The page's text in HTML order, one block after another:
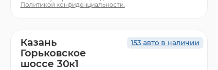
Политикой конфиденциальности.
153 авто в наличии
Казань
Горьковское
шоссе 30к1